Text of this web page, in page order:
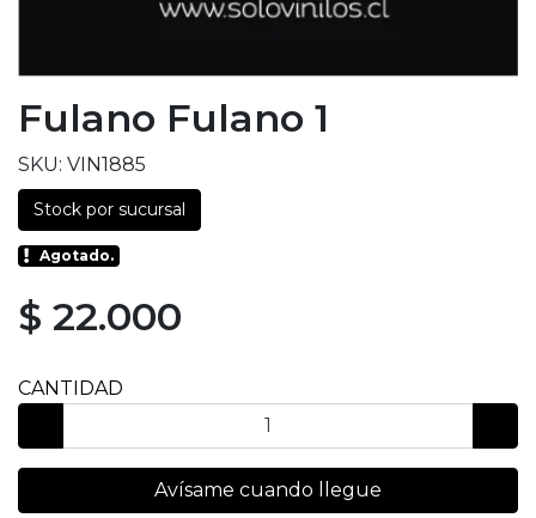
Fulano Fulano 1
SKU: VIN1885
Stock por sucursal
Agotado.
$ 22.000
CANTIDAD
Avísame cuando llegue